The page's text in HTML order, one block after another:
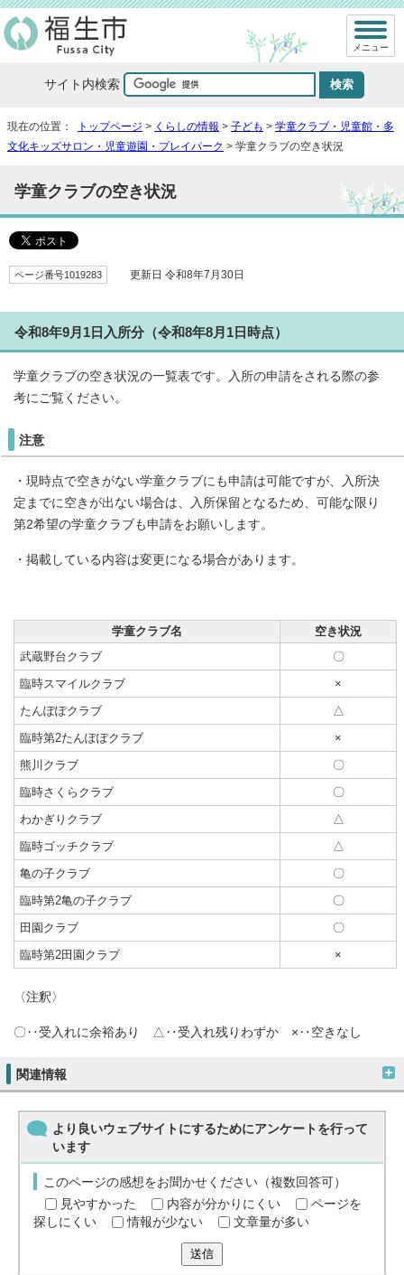
サイト内検索
メニュー
現在の位置： トップページ > くらしの情報 > 子ども > 学童クラブ・児童館・多
文化キッズサロン・児童遊園・プレイパーク > 学童クラブの空き状況
学童クラブの空き状況
ページ番号1019283 更新日 令和8年7月30日
令和8年9月1日入所分（令和8年8月1日時点）
学童クラブの空き状況の一覧表です。入所の申請をされる際の参
考にご覧ください。
注意
・現時点で空きがない学童クラブにも申請は可能ですが、入所決
定までに空きが出ない場合は、入所保留となるため、可能な限り
第2希望の学童クラブも申請をお願いします。
・掲載している内容は変更になる場合があります。
学童クラブ名
空き状況
武蔵野台クラブ
〇
臨時スマイルクラブ
×
たんぽぽクラブ
△
臨時第2たんぽぽクラブ
×
熊川クラブ
〇
臨時さくらクラブ
〇
わかぎりクラブ
△
臨時ゴッチクラブ
△
亀の子クラブ
〇
臨時第2亀の子クラブ
〇
田園クラブ
〇
臨時第2田園クラブ
×
〈注釈〉
〇‥受入れに余裕あり △‥受入れ残りわずか ×‥空きなし
関連情報
より良いウェブサイトにするためにアンケートを行って
います
このページの感想をお聞かせください（複数回答可）
見やすかった
内容が分かりにくい
ページを
探しにくい
情報が少ない 文章量が多い
送信